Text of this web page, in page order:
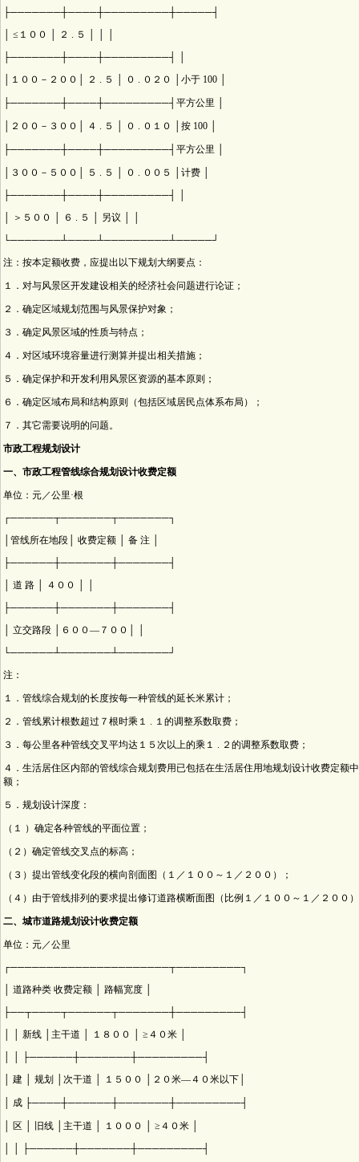
├───────┼────┼─────────┼─────┤
│ ≤１００ │ ２ . ５ │ │ │
├───────┼────┼─────────┤ │
│１００－２００│ ２ . ５ │ ０ . ０２０ │小于 100 │
├───────┼────┼─────────┤平方公里 │
│２００－３００│ ４ . ５ │ ０ . ０１０ │按 100 │
├───────┼────┼─────────┤平方公里 │
│３００－５００│ ５ . ５ │ ０ . ００５ │计费 │
├───────┼────┼─────────┤ │
│ ＞５００ │ ６ . ５ │ 另议 │ │
└───────┴────┴─────────┴─────┘
注：按本定额收费，应提出以下规划大纲要点：
１．对与风景区开发建设相关的经济社会问题进行论证；
２．确定区域规划范围与风景保护对象；
３．确定风景区域的性质与特点；
４．对区域环境容量进行测算并提出相关措施；
５．确定保护和开发利用风景区资源的基本原则；
６．确定区域布局和结构原则（包括区域居民点体系布局）；
７．其它需要说明的问题。
市政工程规划设计
一、市政工程管线综合规划设计收费定额
单位：元／公里·根
┌──────┬───────┬───────┐
│管线所在地段│ 收费定额 │ 备 注 │
├──────┼───────┼───────┤
│ 道 路 │ ４００ │ │
├──────┼───────┼───────┤
│ 立交路段 │６００—７００│ │
└──────┴───────┴───────┘
注：
１．管线综合规划的长度按每一种管线的延长米累计；
２．管线累计根数超过７根时乘１ . １的调整系数取费；
３．每公里各种管线交叉平均达１５次以上的乘１ . ２的调整系数取费；
４．生活居住区内部的管线综合规划费用已包括在生活居住用地规划设计收费定额
额；
５．规划设计深度：
（１ ）确定各种管线的平面位置；
（２）确定管线交叉点的标高；
（３）提出管线变化段的横向剖面图（１／１００～１／２００）；
（４）由于管线排列的要求提出修订道路横断面图（比例１／１００～１／２００
二、城市道路规划设计收费定额
单位：元／公里
┌──────────────────────┬─────────┐
│ 道路种类 收费定额 │ 路幅宽度 │
├──┬────┬──────┬───────┼─────────┤
│ │ 新线 │主干道 │ １８００ │ ≥４０米 │
│ │ ├──────┼───────┼─────────┤
│ 建 │ 规划 │次干道 │ １５００ │２０米—４０米以下│
│ 成 ├────┼──────┼───────┼─────────┤
│ 区 │ 旧线 │主干道 │ １０００ │ ≥４０米 │
│ │ ├──────┼───────┼─────────┤